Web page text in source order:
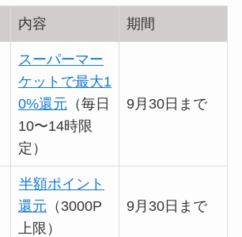
内容 期間
スーパーマー
ケットで最大1
0%還元 （毎日
10〜14時限
定）
9月30日まで
半額ポイント
還元 （3000P
上限）
9月30日まで